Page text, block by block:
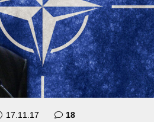
17.11.17 18komentara